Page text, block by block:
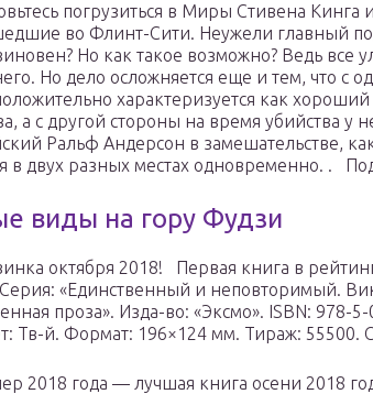
погрузиться в Миры Стивена Кинга
во Флинт-Сити. Неужели главный
Но как такое возможно? Ведь все
Но дело осложняется еще и тем, что с
характеризуется как
а с другой стороны на время убийства у
Ральф Андерсон в замешательстве,
в двух разных местах одновременно. .
виды на гору Фудзи
октября 2018! Первая книга в
«Единственный и неповторимый.
проза». Изда-во: «Эксмо». ISBN: 978-
Тв-й. Формат: 196×124 мм. Тираж: 55500.
2018 года — лучшая книга осени 2018